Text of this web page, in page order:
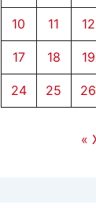
10 11 12
17 18 19
24 25 26
«